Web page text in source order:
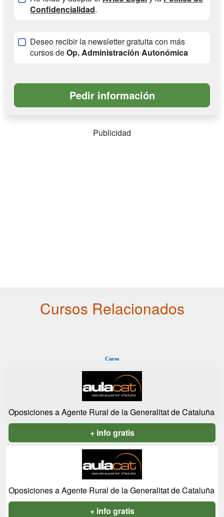
Confidencialidad.
Deseo recibir la newsletter gratuita con más
cursos deOp. Administración Autonómica
Publicidad
Cursos Relacionados
Curso
Oposiciones a Agente Rural de la Generalitat de Cataluña
+ info gratis
Oposiciones a Agente Rural de la Generalitat de Cataluña
+ info gratis